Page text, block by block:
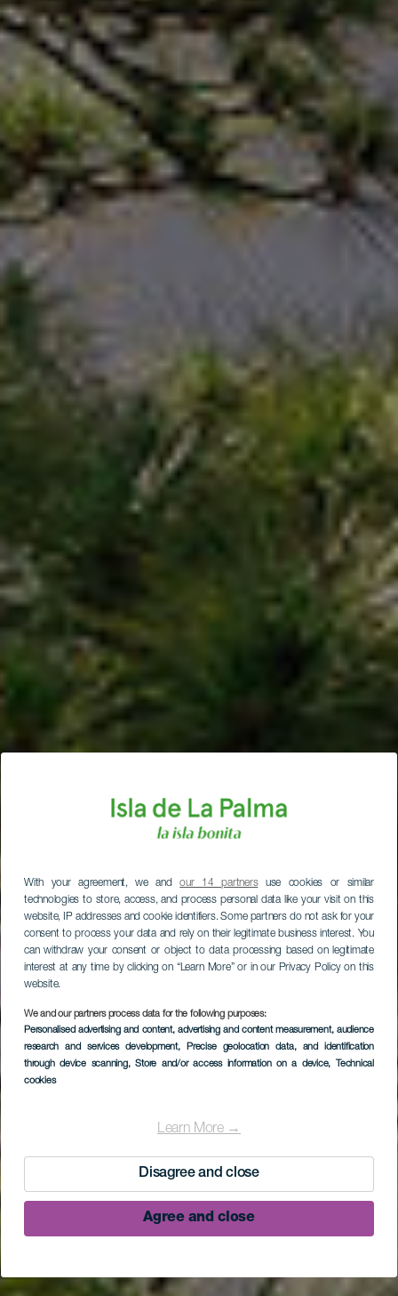
With your agreement, we andour 14 partnersuse cookies or similar
technologies to store, access, and process personal data like your visit on this
website, IP addresses and cookie identifiers. Some partners do not ask for your
consent to process your data and rely on their legitimate business interest. You
can withdraw your consent or object to data processing based on legitimate
interest at any time by clicking on “Learn More” or in our Privacy Policy on this
website.
We and our partners process data for the following purposes:
Personalised advertising and content, advertising and content measurement, audience
research and services development, Precise geolocation data, and identification
through device scanning, Store and/or access information on a device, Technical
cookies
Learn More →
Disagree and close
Agree and close
Taburiente